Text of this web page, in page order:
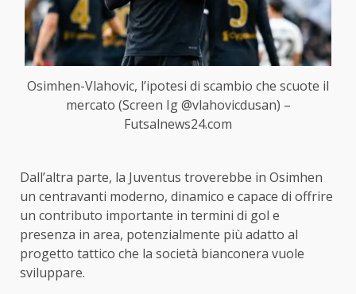
Osimhen-Vlahovic, l’ipotesi di scambio che scuote il
mercato (Screen Ig @vlahovicdusan) –
Futsalnews24.com
Dall’altra parte, la Juventus troverebbe in Osimhen
un centravanti moderno, dinamico e capace di offrire
un contributo importante in termini di gol e
presenza in area, potenzialmente più adatto al
progetto tattico che la società bianconera vuole
sviluppare.